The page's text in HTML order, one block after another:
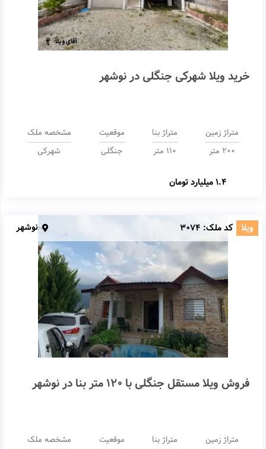
خرید ویلا شهرکی جنگلی در نوشهر
متراژ زمین
200 متر
متراژ بنا
110 متر
موقعیت
جنگلی
مشخصه ملک
شهرکی
1.4 میلیارد تومان
ویلا کد ملک: 3074 نوشهر
فروش ویلا مستقل جنگلی با 120 متر بنا در نوشهر
متراژ زمین
متراژ بنا
موقعیت
مشخصه ملک